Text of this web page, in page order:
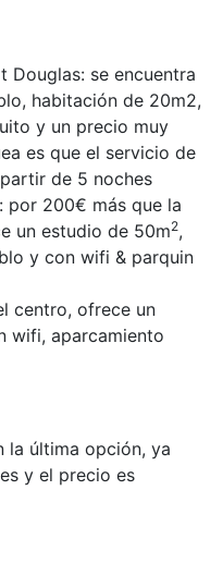
Douglas: se encuentra
habitación de 20m2,
y un precio muy
es que el servicio de
de 5 noches
por 200€ más que la
un estudio de 50m2,
y con wifi & parquin
centro, ofrece un
wifi, aparcamiento
la última opción, ya
y el precio es